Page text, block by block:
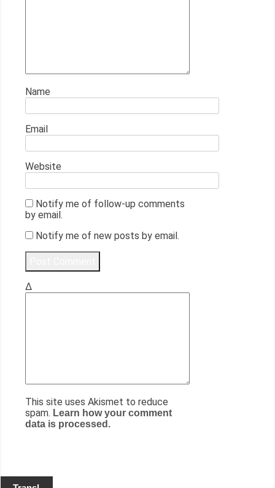
Name
Email
Website
Notify me of follow-up comments
by email.
Notify me of new posts by email.
Δ
This site uses Akismet to reduce
spam. Learn how your comment
data is processed.